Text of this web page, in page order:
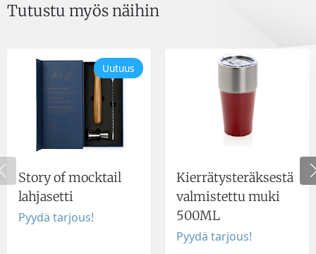
Tutustu myös näihin
Uutuus
Story of mocktail
lahjasetti
Pyydä tarjous!
Kierrätysteräksestä
valmistettu muki
500ML
Pyydä tarjous!